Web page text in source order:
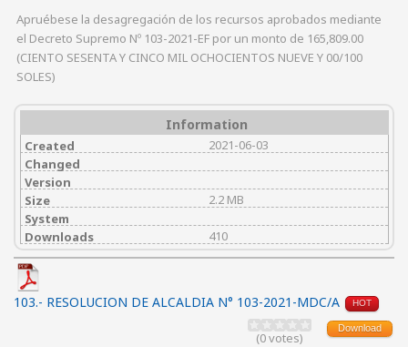
Apruébese la desagregación de los recursos aprobados mediante
el Decreto Supremo Nº 103-2021-EF por un monto de 165,809.00
(CIENTO SESENTA Y CINCO MIL OCHOCIENTOS NUEVE Y 00/100
SOLES)
Information
Created
2021-06-03
Changed
Version
Size
2.2 MB
System
Downloads
410
103.- RESOLUCION DE ALCALDIA N° 103-2021-MDC/A HOT
Download
(0 votes)